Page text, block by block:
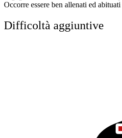
Occorre essere ben allenati ed
Difficoltà aggiuntive